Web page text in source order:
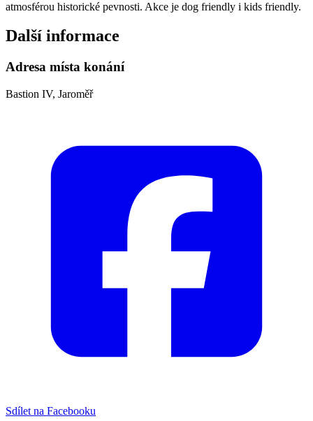
atmosférou historické pevnosti. Akce je dog friendly i kids friendly.
Další informace
Adresa místa konání
Bastion IV, Jaroměř
Sdílet na Facebooku